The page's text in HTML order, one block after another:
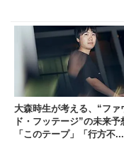
大森時生が考える、“ファ
ド・フッテージ”の未来予
「このテープ」「行方不...